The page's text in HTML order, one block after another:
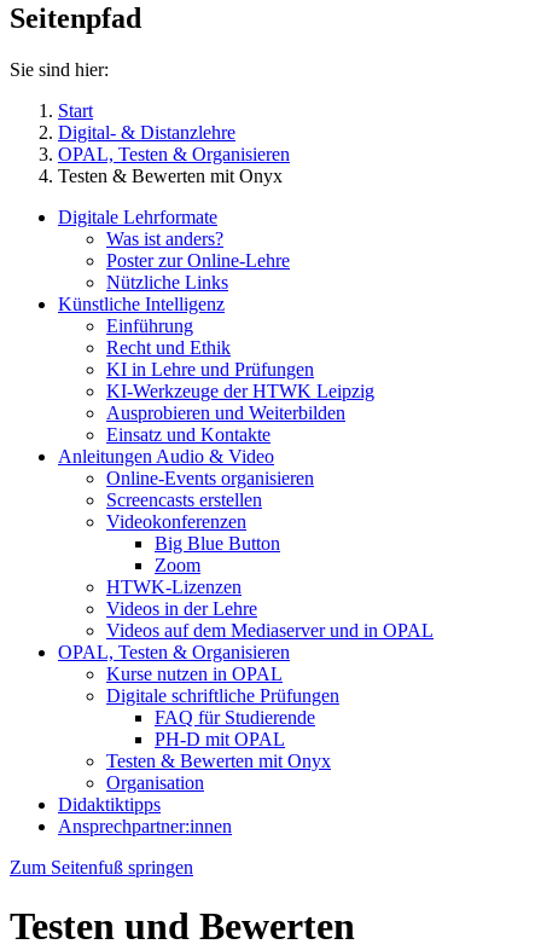
Seitenpfad
Sie sind hier:
Start
Digital- & Distanzlehre
OPAL, Testen & Organisieren
Testen & Bewerten mit Onyx
Digitale Lehrformate
Was ist anders?
Poster zur Online-Lehre
Nützliche Links
Künstliche Intelligenz
Einführung
Recht und Ethik
KI in Lehre und Prüfungen
KI-Werkzeuge der HTWK Leipzig
Ausprobieren und Weiterbilden
Einsatz und Kontakte
Anleitungen Audio & Video
Online-Events organisieren
Screencasts erstellen
Videokonferenzen
Big Blue Button
Zoom
HTWK-Lizenzen
Videos in der Lehre
Videos auf dem Mediaserver und in OPAL
OPAL, Testen & Organisieren
Kurse nutzen in OPAL
Digitale schriftliche Prüfungen
FAQ für Studierende
PH-D mit OPAL
Testen & Bewerten mit Onyx
Organisation
Didaktiktipps
Ansprechpartner:innen
Zum Seitenfuß springen
Testen und Bewerten